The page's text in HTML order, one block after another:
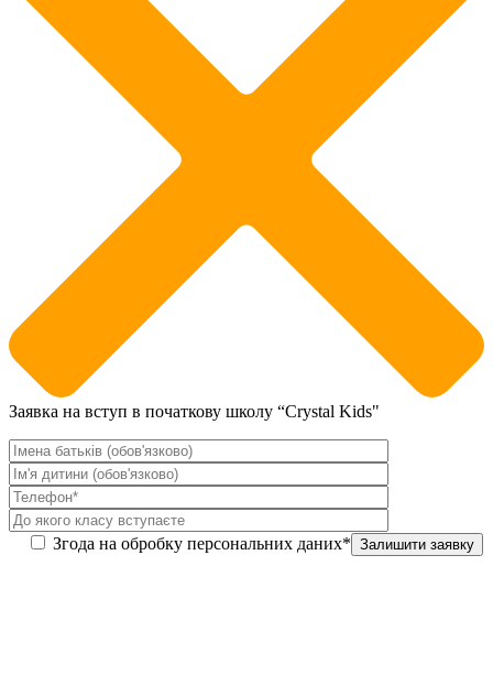
Заявка на вступ в початкову школу “Crystal Kids"
Згода на обробку персональних даних*